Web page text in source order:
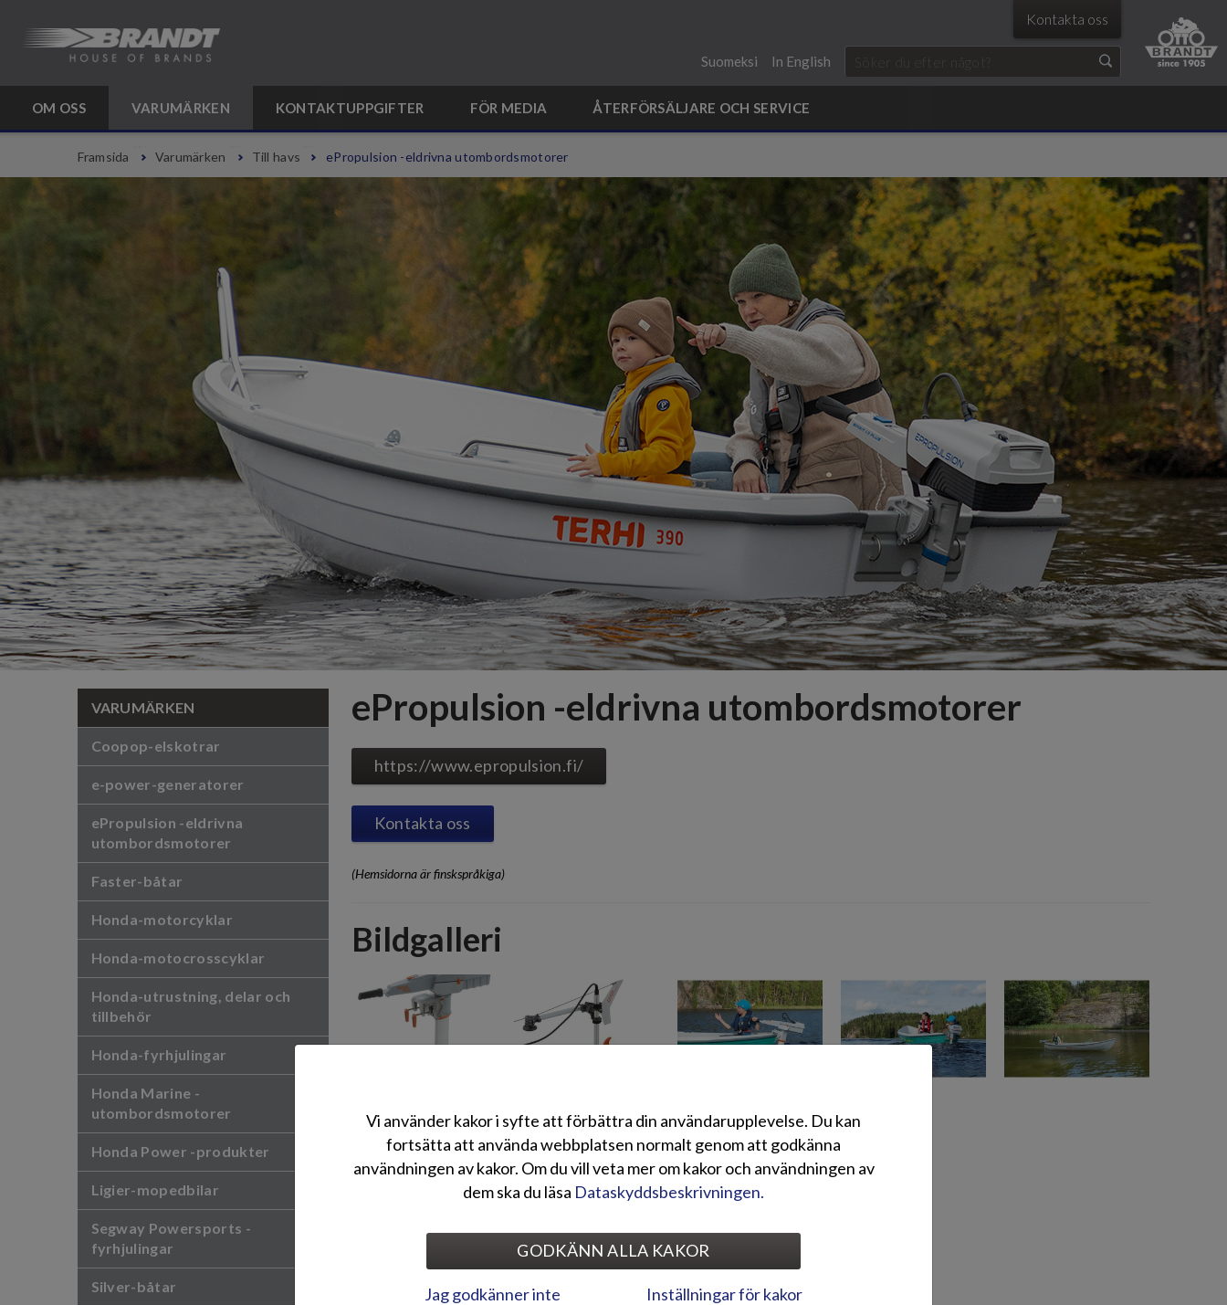
Kontakta oss
Suomeksi In English
OM OSS VARUMÄRKEN KONTAKTUPPGIFTER FÖR MEDIA ÅTERFÖRSÄLJARE OCH SERVICE
Framsida Varumärken Till havs ePropulsion -eldrivna utombordsmotorer
ePropulsion -eldrivna utombordsmotorer
https://www.epropulsion.fi/
Kontakta oss
(Hemsidorna är finskspråkiga)
Bildgalleri
VARUMÄRKEN
Coopop-elskotrar
e-power-generatorer
ePropulsion -eldrivna
utombordsmotorer
Faster-båtar
Honda-motorcyklar
Honda-motocrosscyklar
Honda-utrustning, delar och
tillbehör
Honda-fyrhjulingar
Honda Marine -
utombordsmotorer
Honda Power -produkter
Ligier-mopedbilar
Segway Powersports -
fyrhjulingar
Silver-båtar
Vi använder kakor i syfte att förbättra din användarupplevelse. Du kan
fortsätta att använda webbplatsen normalt genom att godkänna
användningen av kakor. Om du vill veta mer om kakor och användningen av
dem ska du läsa Dataskyddsbeskrivningen.
GODKÄNN ALLA KAKOR
Jag godkänner inte Inställningar för kakor